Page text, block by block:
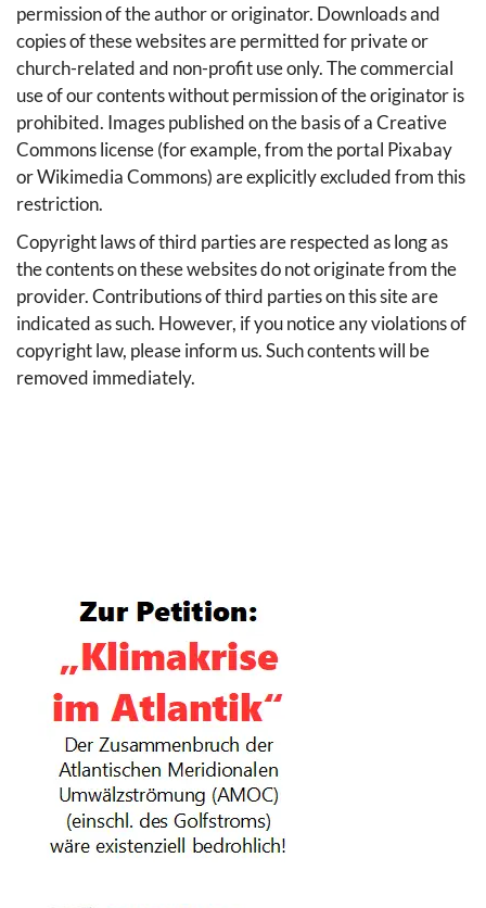
permission of the author or originator. Downloads and
copies of these websites are permitted for private or
church-related and non-profit use only. The commercial
use of our contents without permission of the originator is
prohibited. Images published on the basis of a Creative
Commons license (for example, from the portal Pixabay
or Wikimedia Commons) are explicitly excluded from this
restriction.
Copyright laws of third parties are respected as long as
the contents on these websites do not originate from the
provider. Contributions of third parties on this site are
indicated as such. However, if you notice any violations of
copyright law, please inform us. Such contents will be
removed immediately.